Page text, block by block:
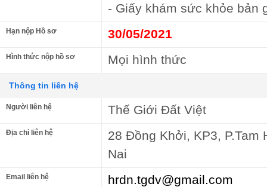
- Giấy khám sức khỏe bản
Hạn nộp Hồ sơ 30/05/2021
Hình thức nộp hồ sơ Mọi hình thức
Thông tin liên hệ
Người liên hệ Thế Giới Đất Việt
Địa chỉ liên hệ
28 Đồng Khởi, KP3, P.Tam
Nai
Email liên hệ hrdn.tgdv@gmail.com